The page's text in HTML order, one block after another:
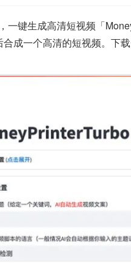
一键生成高清短视频「
成一个高清的短视频。下